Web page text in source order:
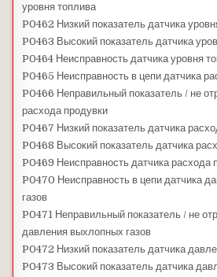
уровня топлива
P0462 Низкий показатель датчика
P0463 Высокий показатель датчика
P0464 Неисправность датчика уровня
P0465 Неисправность в цепи датчика
P0466 Неправильный показатель / не
расхода продувки
P0467 Низкий показатель датчика
P0468 Высокий показатель датчика
P0469 Неисправность датчика расхода
P0470 Неисправность в цепи датчика
газов
P0471 Неправильный показатель / не
давления выхлопных газов
P0472 Низкий показатель датчика
P0473 Высокий показатель датчика